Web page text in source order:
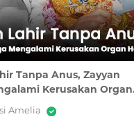
Tanpa Anus, Zayyan
Kerusakan Organ
Amelia